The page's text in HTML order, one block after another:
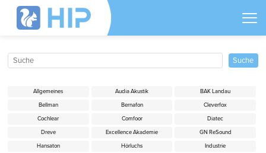
Allgemeines Audia Akustik
BAK Landau
Bellman
Bernafon
Cleverfox
Cochlear
Comfoor
Diatec
Dreve
Excellence Akademie
GN ReSound
Hansaton
Hörluchs
Industrie